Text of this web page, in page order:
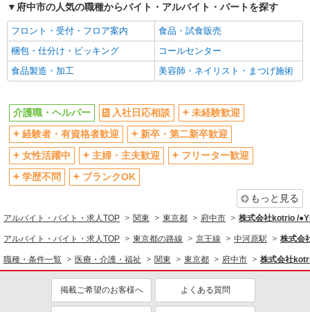
昇給あり
完全週休2日制
フルタイム歓迎
禁煙・分煙
駅直結・駅チカ
車通勤OK
バイク通勤OK
自転車通勤OK
社会保険あり
産休・育休取得実績あり
退職金・財形貯蓄制度あり
各種手当（家族・役職・インセン
ティブなど）あり
制服貸与
研修制度あり
資格取得支援制度あり
医療・介護・福祉
介護職・ヘルパー
同じ特徴から求人を探す
未経験歓迎 ミドル（40代～）活躍中
府中市の人気の職種からバイト・アルバイト・パートを探す
フロント・受付・フロア案内
食品・試食販売
梱包・仕分け・ピッキング
コールセンター
食品製造・加工
美容師・ネイリスト・まつげ施術
介護職・ヘルパー 入社日応相談
未経験歓迎
経験者・有資格者歓迎
新卒・第二新卒歓迎
女性活躍中
主婦・主夫歓迎
フリーター歓迎
学歴不問
ブランクOK
もっと見る
アルバイト・バイト・求人TOP 関東 東京都 府中市 株式会社kotrio /
アルバイト・バイト・求人TOP 東京都の路線 京王線 中河原駅 株式会
職種・条件一覧 医療・介護・福祉 関東 東京都 府中市 株式会社
掲載ご希望のお客様へ よくある質問